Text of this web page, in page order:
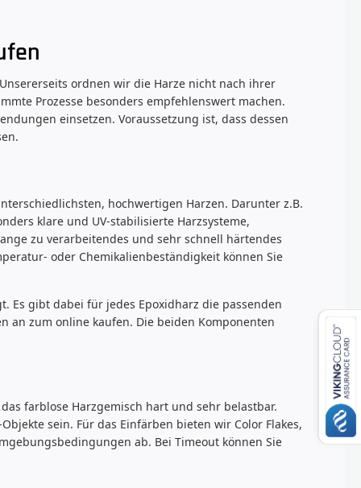
ordnen wir die Harze nicht nach ihrer
Prozesse besonders empfehlenswert machen.
einsetzen. Voraussetzung ist, dass dessen
hochwertigen Harzen. Darunter z.B.
klare und UV-stabilisierte Harzsysteme,
zu verarbeitendes und sehr schnell härtendes
oder Chemikalienbeständigkeit können Sie
Es gibt dabei für jedes Epoxidharz die passenden
an zum online kaufen. Die beiden Komponenten
farblose Harzgemisch hart und sehr belastbar.
sein. Für das Einfärben bieten wir Color Flakes,
ab. Bei Timeout können Sie